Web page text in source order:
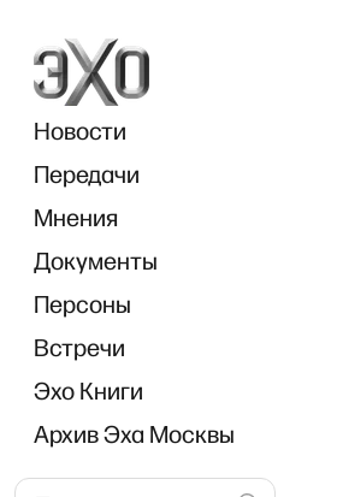
Новости
Передачи
Мнения
Документы
Персоны
Встречи
Эхо Книги
Архив Эха Москвы